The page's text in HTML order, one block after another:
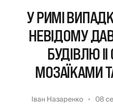
У РИМІ
НЕВІДОМУ
БУДІВЛЮ II
МОЗАЇКАМИ
Іван Назаренко 08